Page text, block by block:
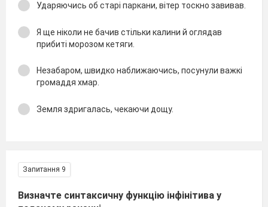
Ударяючись об старі паркани, вітер тоскно завивав.
Я ще ніколи не бачив стільки калини й оглядав
прибиті морозом кетяги.
Незабаром, швидко наближаючись, посунули важкі
громаддя хмар.
Земля здригалась, чекаючи дощу.
Запитання 9
Визначте синтаксичну функцію інфінітива у